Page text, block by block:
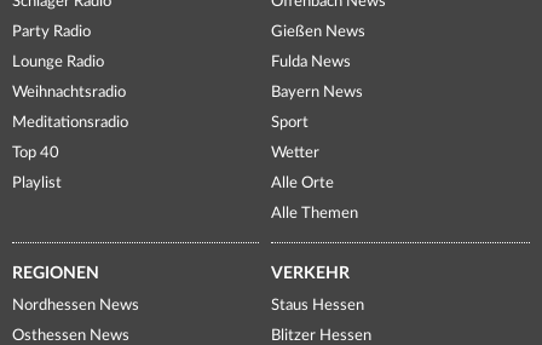
Party Radio
Lounge Radio
Weihnachtsradio
Meditationsradio
Top 40
Playlist
Gießen News
Fulda News
Bayern News
Sport
Wetter
Alle Orte
Alle Themen
REGIONEN
Nordhessen News
Osthessen News
VERKEHR
Staus Hessen
Blitzer Hessen